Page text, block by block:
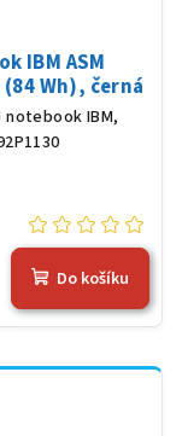
IBM ASM
Wh), černá
IBM,
Do košíku